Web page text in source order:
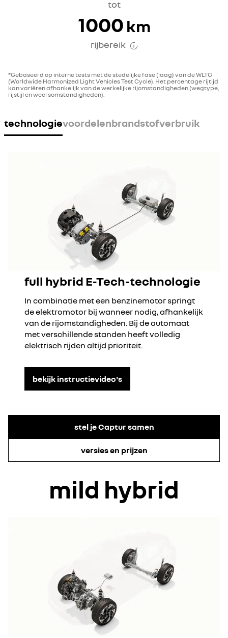
tot
1000 km
rijbereik
*Gebaseerd op interne tests met de stedelijke fase (laag) van de WLTC
(Worldwide Harmonized Light Vehicles Test Cycle). Het percentage rijtijd
kan variëren afhankelijk van de werkelijke rijomstandigheden (wegtype,
rijstijl en weersomstandigheden).
technologievoordelenbrandstofverbruik
full hybrid E-Tech-technologie
In combinatie met een benzinemotor springt
de elektromotor bij wanneer nodig, afhankelijk
van de rijomstandigheden. Bij de automaat
met verschillende standen heeft volledig
elektrisch rijden altijd prioriteit.
bekijk instructievideo's
stel je Captur samen
versies en prijzen
mild hybrid